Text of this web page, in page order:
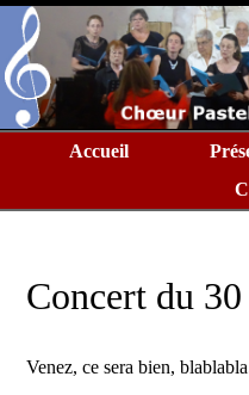
Accueil
Concert du
Venez, ce sera bien,